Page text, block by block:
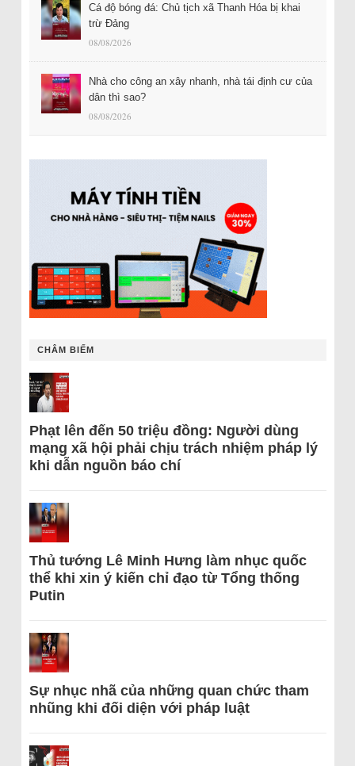
Cá độ bóng đá: Chủ tịch xã Thanh Hóa bị khai
trừ Đảng
08/08/2026
Nhà cho công an xây nhanh, nhà tái định cư của
dân thì sao?
08/08/2026
CHÂM BIẾM
Phạt lên đến 50 triệu đồng: Người dùng
mạng xã hội phải chịu trách nhiệm pháp lý
khi dẫn nguồn báo chí
Thủ tướng Lê Minh Hưng làm nhục quốc
thể khi xin ý kiến chỉ đạo từ Tổng thống
Putin
Sự nhục nhã của những quan chức tham
nhũng khi đối diện với pháp luật